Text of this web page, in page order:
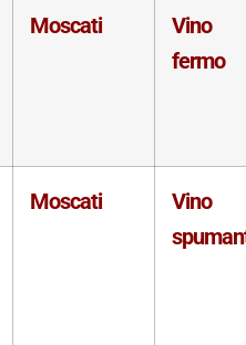
Moscati
Vino
fermo
Moscati
Vino